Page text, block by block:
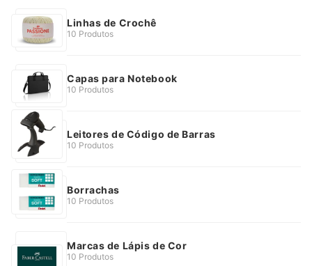
Linhas de Crochê
10 Produtos
Capas para Notebook
10 Produtos
Leitores de Código de Barras
10 Produtos
Borrachas
10 Produtos
Marcas de Lápis de Cor
10 Produtos